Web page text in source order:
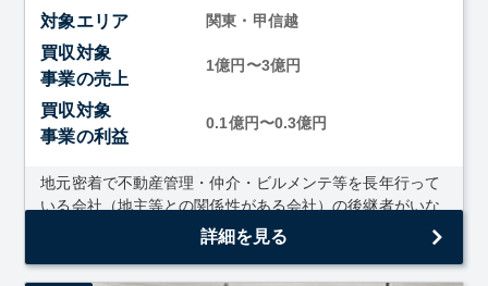
対象エリア 関東・甲信越
買収対象
事業の売上
1億円〜3億円
買収対象
事業の利益
0.1億円〜0.3億円
地元密着で不動産管理・仲介・ビルメンテ等を長年行って
いる会社（地主等との関係性がある会社）の後継者がいな
詳細を見る